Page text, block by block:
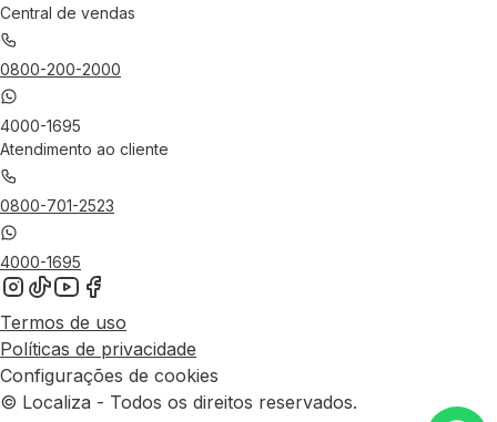
Central de vendas
0800-200-2000
4000-1695
Atendimento ao cliente
0800-701-2523
4000-1695
Termos de uso
Políticas de privacidade
Configurações de cookies
© Localiza - Todos os direitos reservados.